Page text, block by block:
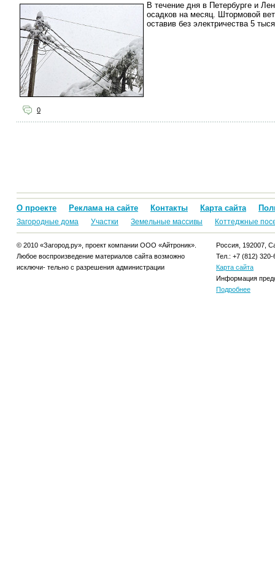
В течение дня в Петербурге и
осадков на месяц. Штормовой
оставив без электричества 5
0
О проекте Реклама на сайте Контакты Карта сайта
Загородные дома Участки Земельные массивы Коттеджные
© 2010 «Загород.ру», проект компании ООО «Айтроник».
Любое воспроизведение материалов сайта возможно
исключи- тельно с разрешения администрации
Россия, 192007,
Тел.: +7 (812) 320-
Карта сайта
Информация
Подробнее